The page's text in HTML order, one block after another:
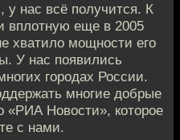
нас всё получится. К
вплотную еще в 2005
хватило мощности его
У нас появились
городах России.
многие добрые
«РИА Новости», которое
с нами.